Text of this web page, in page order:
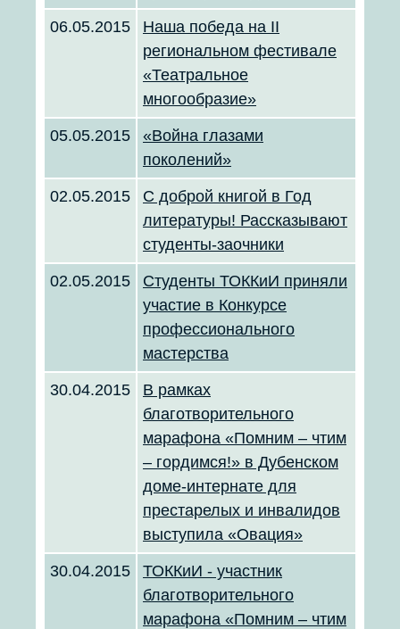
06.05.2015
Наша победа на II
региональном фестивале
«Театральное
многообразие»
05.05.2015
«Война глазами
поколений»
02.05.2015
С доброй книгой в Год
литературы! Рассказывают
студенты-заочники
02.05.2015
Студенты ТОККиИ приняли
участие в Конкурсе
профессионального
мастерства
30.04.2015
В рамках
благотворительного
марафона «Помним – чтим
– гордимся!» в Дубенском
доме-интернате для
престарелых и инвалидов
выступила «Овация»
30.04.2015
ТОККиИ - участник
благотворительного
марафона «Помним – чтим